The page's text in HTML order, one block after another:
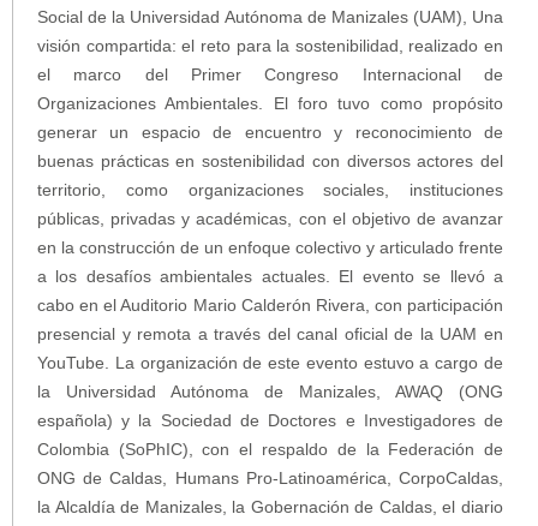
Social de la Universidad Autónoma de Manizales (UAM), Una
visión compartida: el reto para la sostenibilidad, realizado en
el marco del Primer Congreso Internacional de
Organizaciones Ambientales. El foro tuvo como propósito
generar un espacio de encuentro y reconocimiento de
buenas prácticas en sostenibilidad con diversos actores del
territorio, como organizaciones sociales, instituciones
públicas, privadas y académicas, con el objetivo de avanzar
en la construcción de un enfoque colectivo y articulado frente
a los desafíos ambientales actuales. El evento se llevó a
cabo en el Auditorio Mario Calderón Rivera, con participación
presencial y remota a través del canal oficial de la UAM en
YouTube. La organización de este evento estuvo a cargo de
la Universidad Autónoma de Manizales, AWAQ (ONG
española) y la Sociedad de Doctores e Investigadores de
Colombia (SoPhIC), con el respaldo de la Federación de
ONG de Caldas, Humans Pro-Latinoamérica, CorpoCaldas,
la Alcaldía de Manizales, la Gobernación de Caldas, el diario